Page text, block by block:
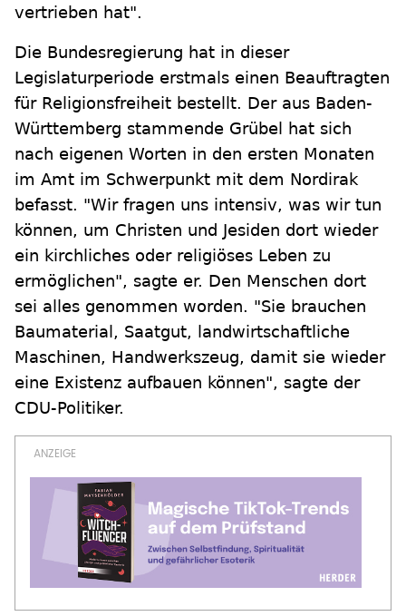
vertrieben hat".
Die Bundesregierung hat in dieser
Legislaturperiode erstmals einen Beauftragten
für Religionsfreiheit bestellt. Der aus Baden-
Württemberg stammende Grübel hat sich
nach eigenen Worten in den ersten Monaten
im Amt im Schwerpunkt mit dem Nordirak
befasst. "Wir fragen uns intensiv, was wir tun
können, um Christen und Jesiden dort wieder
ein kirchliches oder religiöses Leben zu
ermöglichen", sagte er. Den Menschen dort
sei alles genommen worden. "Sie brauchen
Baumaterial, Saatgut, landwirtschaftliche
Maschinen, Handwerkszeug, damit sie wieder
eine Existenz aufbauen können", sagte der
CDU-Politiker.